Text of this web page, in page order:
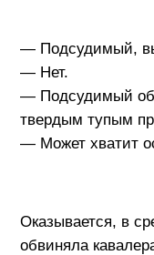
— Подсудимый,
— Нет.
— Подсудимый
твердым тупым
— Может хватит
Оказывается, в
обвиняла